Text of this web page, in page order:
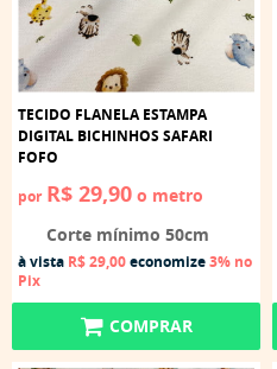
TECIDO FLANELA ESTAMPA
DIGITAL BICHINHOS SAFARI
FOFO
por R$ 29,90 o metro
Corte mínimo 50cm
à vista R$ 29,00economize3% no
Pix
COMPRAR